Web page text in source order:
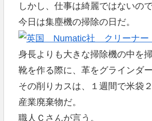
しかし、仕事は綺麗ではないので
今日は集塵機の掃除の日だ。
身長よりも大きな掃除機の中を
靴を作る際に、革をグラインダー
その削りカスは、１週間で米袋
産業廃棄物だ。
職人Ｃさんが言う。